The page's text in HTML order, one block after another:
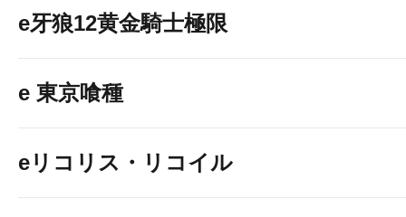
e牙狼12黄金騎士極限
e 東京喰種
eリコリス・リコイル